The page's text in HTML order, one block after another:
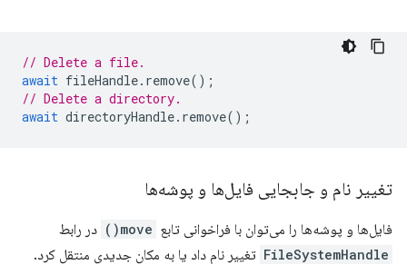
// Delete a file.
await fileHandle. remove();
// Delete a directory.
await directoryHandle. remove();
تغییر نام و جابجایی فایل‌ها و پوشه‌ها
فایل‌ها و پوشه‌ها را می‌توان با فراخوانی تابع move() در رابط
FileSystemHandle تغییر نام داد یا به مکان جدیدی منتقل کرد.